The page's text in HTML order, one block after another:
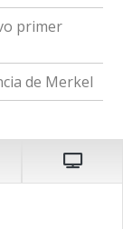
primer
de Merkel